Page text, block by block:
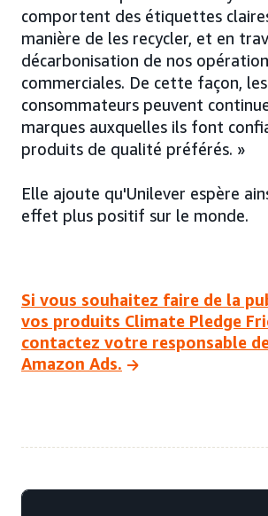
comportent des étiquettes
manière de les recycler, et en
décarbonisation de nos
commerciales. De cette façon, les
consommateurs peuvent
marques auxquelles ils font
produits de qualité préférés. »
Elle ajoute qu'Unilever espère
effet plus positif sur le monde.
Si vous souhaitez faire de la
vos produits Climate Pledge
contactez votre responsable
Amazon Ads.